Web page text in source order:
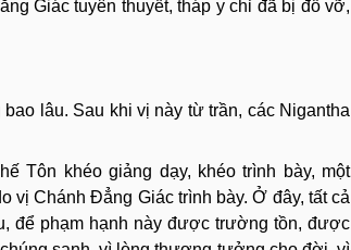
Giác tuyên thuyết, tháp y chỉ đã bị đổ vỡ,
lâu. Sau khi vị này từ trần, các Nigantha
Tôn khéo giảng dạy, khéo trình bày, một
vị Chánh Ðẳng Giác trình bày. Ở đây, tất cả
để phạm hạnh này được trường tồn, được